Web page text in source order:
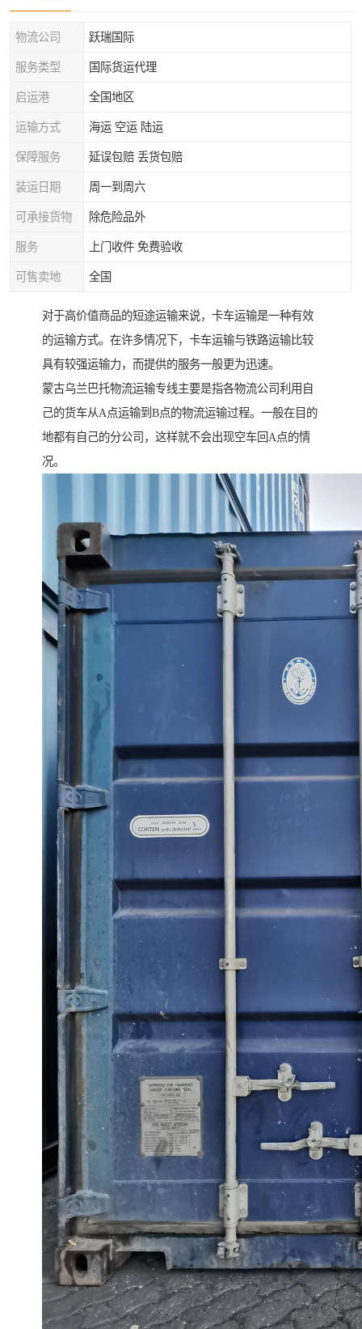
物流公司 跃瑞国际
服务类型 国际货运代理
启运港 全国地区
运输方式 海运 空运 陆运
保障服务 延误包赔 丢货包赔
装运日期 周一到周六
可承接货物 除危险品外
服务 上门收件 免费验收
可售卖地 全国
对于高价值商品的短途运输来说，卡车运输是一种有效
的运输方式。在许多情况下，卡车运输与铁路运输比较
具有较强运输力，而提供的服务一般更为迅速。
蒙古乌兰巴托物流运输专线主要是指各物流公司利用自
己的货车从A点运输到B点的物流运输过程。一般在目的
地都有自己的分公司，这样就不会出现空车回A点的情
况。